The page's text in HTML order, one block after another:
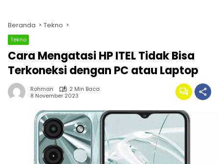
Beranda Tekno
Tekno
Cara Mengatasi HP ITEL Tidak Bisa
Terkoneksi dengan PC atau Laptop
Rohman
2 Min Baca
8 November 2023